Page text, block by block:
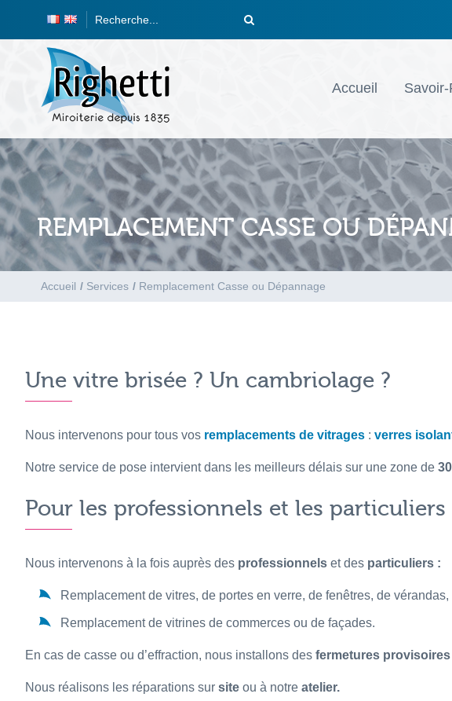
Accueil
REMPLACEMENT CASSE OU
Accueil / Services / Remplacement Casse ou Dépannage
Une vitre brisée ? Un cambriolage ?
Nous intervenons pour tous vos remplacements de vitrages : verres
Notre service de pose intervient dans les meilleurs délais sur une zone de
Pour les professionnels et les particuliers
Nous intervenons à la fois auprès des professionnels et des particuliers :
Remplacement de vitres, de portes en verre, de fenêtres, de
Remplacement de vitrines de commerces ou de façades.
En cas de casse ou d’effraction, nous installons des fermetures
Nous réalisons les réparations sur site ou à notre atelier.